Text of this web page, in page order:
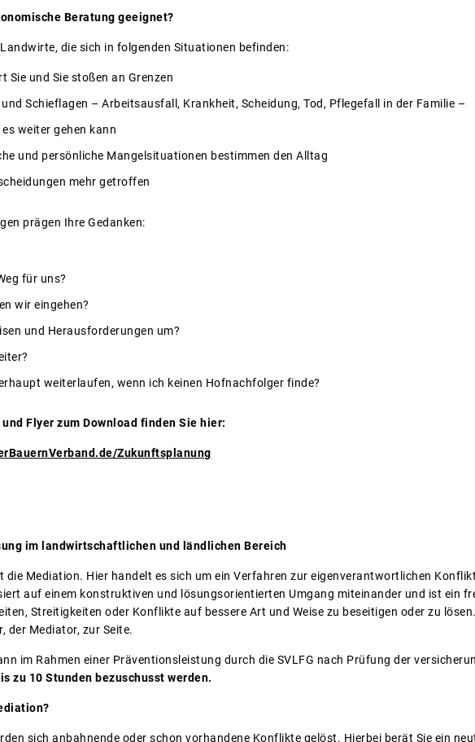
Beratung geeignet?
die sich in folgenden Situationen befinden:
Sie und Sie stoßen an Grenzen
Schieflagen – Arbeitsausfall, Krankheit, Scheidung, Tod, Pflegefall in der Familie –
weiter gehen kann
und persönliche Mangelsituationen bestimmen den Alltag
mehr getroffen
prägen Ihre Gedanken:
für uns?
wir eingehen?
und Herausforderungen um?
weiterlaufen, wenn ich keinen Hofnachfolger finde?
Flyer zum Download finden Sie hier:
Zukunftsplanung
im landwirtschaftlichen und ländlichen Bereich
die Mediation. Hier handelt es sich um ein Verfahren zur eigenverantwortlichen
auf einem konstruktiven und lösungsorientierten Umgang miteinander und ist ein
Streitigkeiten oder Konflikte auf bessere Art und Weise zu beseitigen oder zu
der Mediator, zur Seite.
im Rahmen einer Präventionsleistung durch die SVLFG nach Prüfung der
zu 10 Stunden bezuschusst werden.
sich anbahnende oder schon vorhandene Konflikte gelöst. Hierbei berät Sie ein